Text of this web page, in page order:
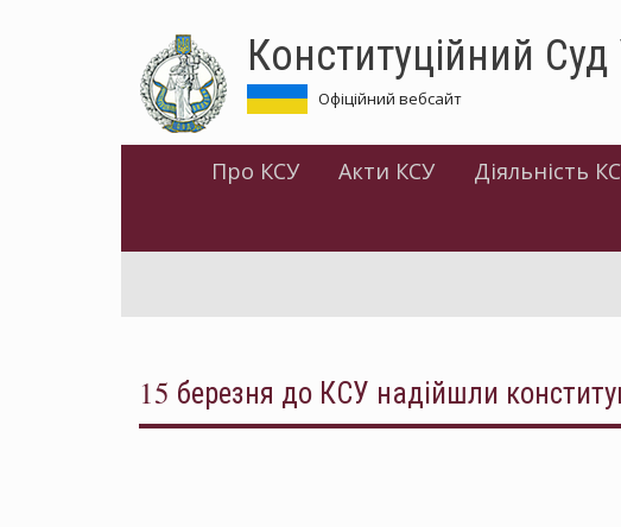
Конституційний Суд
Офіційний вебсайт
Про КСУ Акти КСУ Діяльність
15 березня до КСУ надійшли